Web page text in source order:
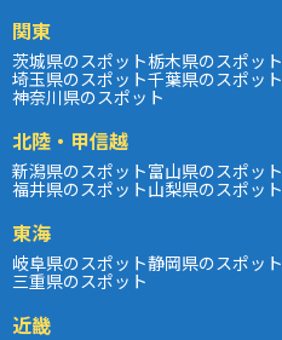
関東
茨城県のスポット栃木県のスポット
埼玉県のスポット千葉県のスポット
神奈川県のスポット
北陸・甲信越
新潟県のスポット富山県のスポット
福井県のスポット山梨県のスポット
東海
岐阜県のスポット静岡県のスポット
三重県のスポット
近畿